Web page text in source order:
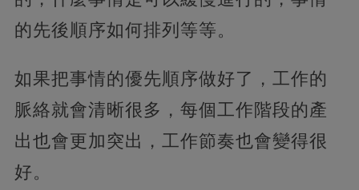
的先後順序如何排列等等。
如果把事情的優先順序做好了，工作的
脈絡就會清晰很多，每個工作階段的產
出也會更加突出，工作節奏也會變得很
好。